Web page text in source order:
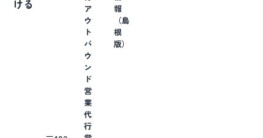
ける
ア
ウ
ト
バ
ウ
ン
ド
営
業
代
行
報
（島
根
版）